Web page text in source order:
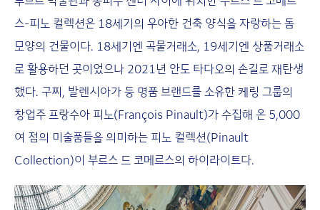
스-피노 컬렉션은 18세기의 우아한 건축 양식을 자랑하는 돔
모양의 건물이다. 18세기엔 곡물거래소, 19세기엔 상품거래소
로 활용하던 곳이었으나 2021년 안도 타다오의 손길로 재탄생
했다. 구찌, 발렌시아가 등 명품 브랜드를 소유한 케링 그룹의
창업주 프랑수아 피노(François Pinault)가 수집해 온 5,000
여 점의 미술품들을 의미하는 피노 컬렉션(Pinault
Collection)이 부르스 드 코메르스의 하이라이트다.